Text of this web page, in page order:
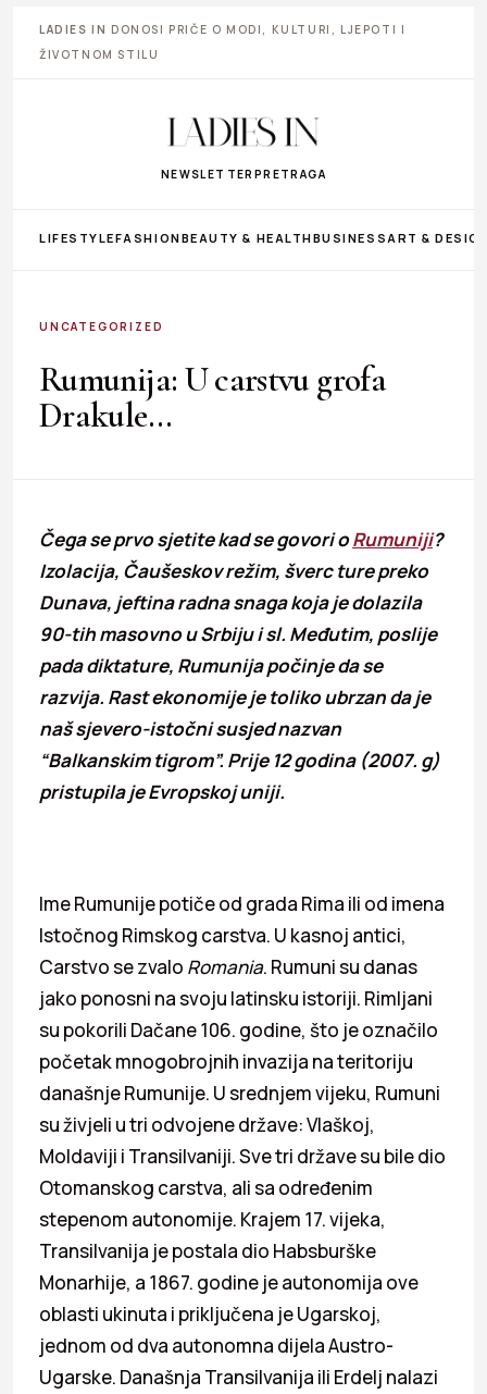
LADIES IN DONOSI PRIČE O MODI, KULTURI, LJEPOTI I
ŽIVOTNOM STILU
NEWSLETTER PRETRAGA
LIFESTYLEFASHIONBEAUTY & HEALTHBUSINESS ART &
UNCATEGORIZED
Rumunija: U carstvu grofa
Drakule…
Čega se prvo sjetite kad se govori oRumuniji?
Izolacija, Čaušeskov režim, šverc ture preko
Dunava, jeftina radna snaga koja je dolazila
90-tih masovno u Srbiju i sl. Međutim, poslije
pada diktature, Rumunija počinje da se
razvija. Rast ekonomije je toliko ubrzan da je
naš sjevero-istočni susjed nazvan
“Balkanskim tigrom”. Prije 12 godina (2007. g)
pristupila je Evropskoj uniji.
Ime Rumunije potiče od grada Rima ili od imena
Istočnog Rimskog carstva. U kasnoj antici,
Carstvo se zvalo Romania. Rumuni su danas
jako ponosni na svoju latinsku istoriji. Rimljani
su pokorili Dačane 106. godine, što je označilo
početak mnogobrojnih invazija na teritoriju
današnje Rumunije. U srednjem vijeku, Rumuni
su živjeli u tri odvojene države: Vlaškoj,
Moldaviji i Transilvaniji. Sve tri države su bile dio
Otomanskog carstva, ali sa određenim
stepenom autonomije. Krajem 17. vijeka,
Transilvanija je postala dio Habsburške
Monarhije, a 1867. godine je autonomija ove
oblasti ukinuta i priključena je Ugarskoj,
jednom od dva autonomna dijela Austro-
Ugarske. Današnja Transilvanija ili Erdelj nalazi